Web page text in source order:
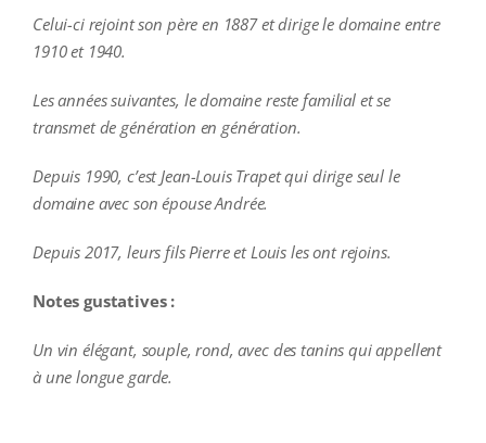
Celui-ci rejoint son père en 1887 et dirige le domaine entre
1910 et 1940.
Les années suivantes, le domaine reste familial et se
transmet de génération en génération.
Depuis 1990, c’est Jean-Louis Trapet qui dirige seul le
domaine avec son épouse Andrée.
Depuis 2017, leurs fils Pierre et Louis les ont rejoins.
Notes gustatives :
Un vin élégant, souple, rond, avec des tanins qui appellent
à une longue garde.